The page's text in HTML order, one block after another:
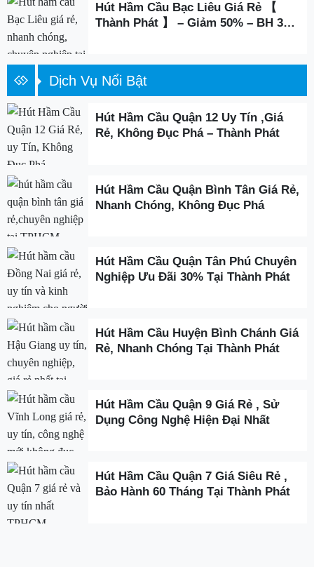
Hút Hầm Cầu Bạc Liêu Giá Rẻ 【
Thành Phát 】 – Giảm 50% – BH 3
Dịch Vụ Nổi Bật
Hút Hầm Cầu Quận 12 Uy Tín ,Giá
Rẻ, Không Đục Phá – Thành Phát
Hút Hầm Cầu Quận Bình Tân Giá Rẻ,
Nhanh Chóng, Không Đục Phá
Hút Hầm Cầu Quận Tân Phú Chuyên
Nghiệp Ưu Đãi 30% Tại Thành Phát
Hút Hầm Cầu Huyện Bình Chánh Giá
Rẻ, Nhanh Chóng Tại Thành Phát
Hút Hầm Cầu Quận 9 Giá Rẻ , Sử
Dụng Công Nghệ Hiện Đại Nhất
Hút Hầm Cầu Quận 7 Giá Siêu Rẻ ,
Bảo Hành 60 Tháng Tại Thành Phát